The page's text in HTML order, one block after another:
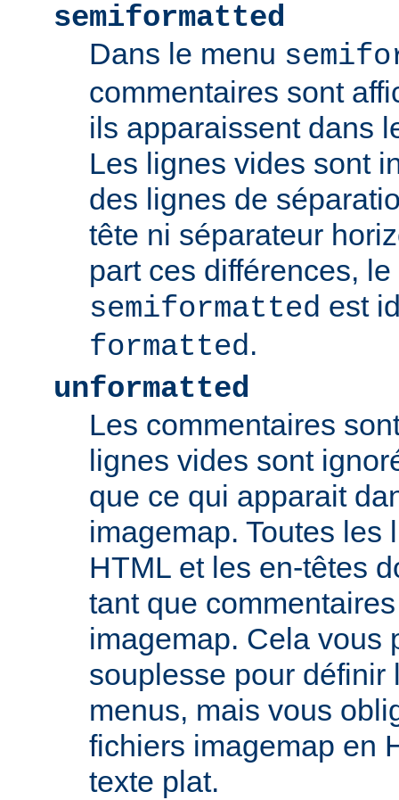
semiformatted
Dans le menu
commentaires sont
ils apparaissent dans
Les lignes vides sont
des lignes de
tête ni séparateur
part ces différences,
semiformatted est
formatted.
unformatted
Les commentaires
lignes vides sont
que ce qui apparait
imagemap. Toutes les
HTML et les en-têtes
tant que
imagemap. Cela vous
souplesse pour définir
menus, mais vous
fichiers imagemap en
texte plat.